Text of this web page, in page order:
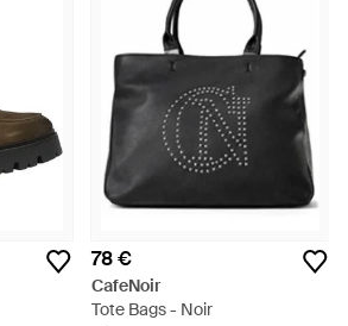
78 €
CafeNoir
Tote Bags - Noir